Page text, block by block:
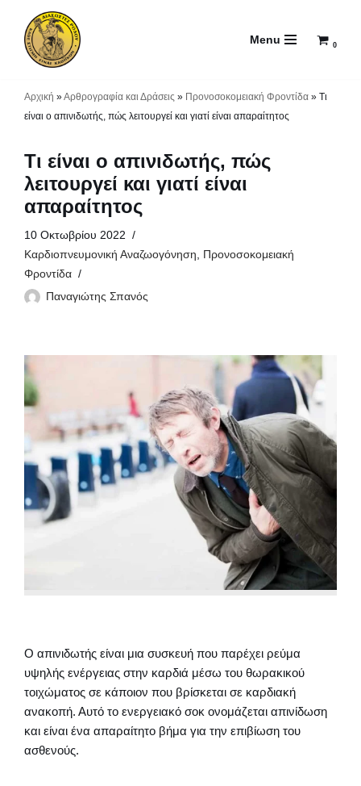
Μεταπηδήστε
Menu 0
Αρχική »Αρθρογραφία και Δράσεις » Προνοσοκομειακή Φροντίδα » Τι
είναι ο απινιδωτής, πώς λειτουργεί και γιατί είναι απαραίτητος
Τι είναι ο απινιδωτής, πώς
λειτουργεί και γιατί είναι
απαραίτητος
10 Οκτωβρίου 2022
Καρδιοπνευμονική Αναζωογόνηση, Προνοσοκομειακή
Φροντίδα
Παναγιώτης Σπανός
Ο απινιδωτής είναι μια συσκευή που παρέχει ρεύμα
υψηλής ενέργειας στην καρδιά μέσω του θωρακικού
τοιχώματος σε κάποιον που βρίσκεται σε καρδιακή
ανακοπή. Αυτό το ενεργειακό σοκ ονομάζεται απινίδωση
και είναι ένα απαραίτητο βήμα για την επιβίωση του
ασθενούς.